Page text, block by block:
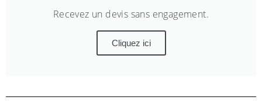
Recevez un devis sans engagement.
Cliquez ici